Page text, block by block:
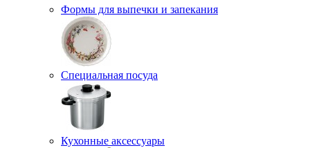
Формы для выпечки и запекания
Специальная посуда
Кухонные аксессуары